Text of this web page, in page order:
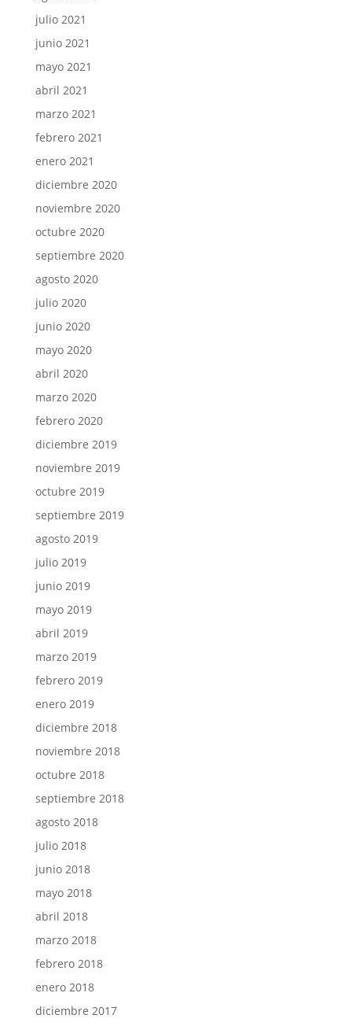
julio 2021
junio 2021
mayo 2021
abril 2021
marzo 2021
febrero 2021
enero 2021
diciembre 2020
noviembre 2020
octubre 2020
septiembre 2020
agosto 2020
julio 2020
junio 2020
mayo 2020
abril 2020
marzo 2020
febrero 2020
diciembre 2019
noviembre 2019
octubre 2019
septiembre 2019
agosto 2019
julio 2019
junio 2019
mayo 2019
abril 2019
marzo 2019
febrero 2019
enero 2019
diciembre 2018
noviembre 2018
octubre 2018
septiembre 2018
agosto 2018
julio 2018
junio 2018
mayo 2018
abril 2018
marzo 2018
febrero 2018
enero 2018
diciembre 2017